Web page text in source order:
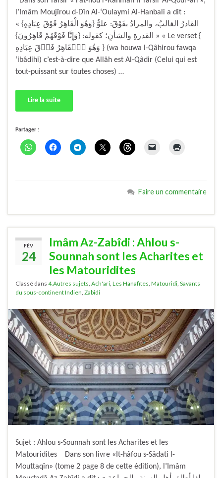
l’Imâm Moujîrou d-Dîn Al-‘Oulaymi Al-Hanbali a dit :
« {وَهُوَ الْقَاهِرُ فَوْقَ عِبَادِهِ} القادرُ الغالبُ، والمرادُ بفَوْقَ: علوُّ
القدرةِ والشأنِ؛ كقوله: {وَإِنَّا فَوْقَهُمْ قَاهِرُونَ} » « Le verset {
وَهُوَ ٱلۡقَاهِرُ فَوۡقَ عِبَادِهِ } (wa houwa l-Qâhirou fawqa
‘ibâdihi) c’est-à-dire que Allâh est Al-Qâdir (Celui qui est
tout-puissant sur toutes choses) …
Lire la suite
Partager :
Faire un commentaire
FÉV
24
Imâm Az-Zabîdi : Ahlou s-
Sounnah sont les Acharites et
les Matouridites
Classé dans 4.Autres sujets Ach'ari Les Hanafites Matouridi Savants
du sous-continent Indien Zabidi
Sujet : Ahlou s-Sounnah sont les Acharites et les
Matouridites Dans son livre «It-hâfou s-Sâdati l-
Mouttaqîn» (tome 2 page 8 de cette édition), l’Imâm